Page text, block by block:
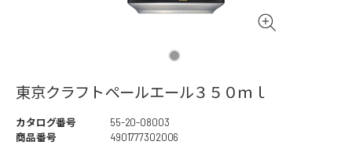
東京クラフトペールエール３５０ｍｌ
カタログ番号
55-20-08003
商品番号
4901777302006